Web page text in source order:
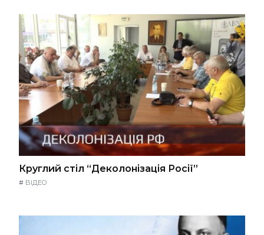
Круглий стіл “Деколонізація Росії”
# ВІДЕО